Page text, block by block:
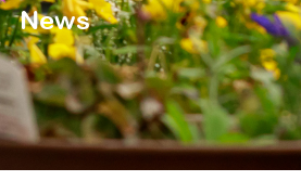
News